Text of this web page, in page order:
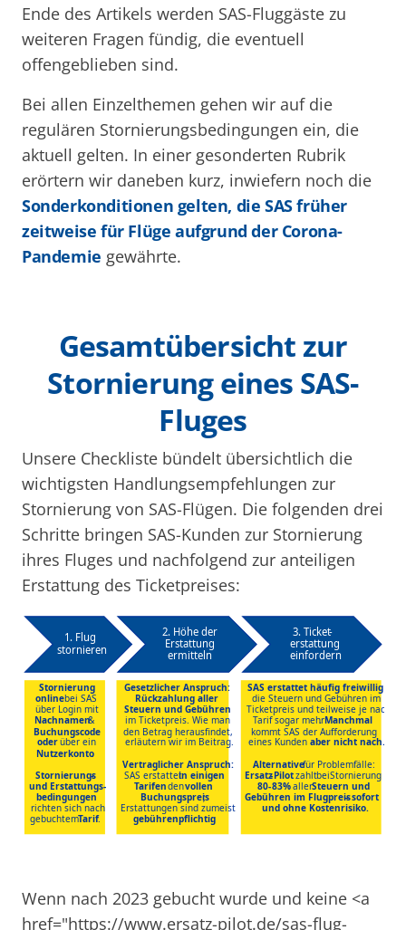
Ende des Artikels werden SAS-Fluggäste zu
weiteren Fragen fündig, die eventuell
offengeblieben sind.
Bei allen Einzelthemen gehen wir auf die
regulären Stornierungsbedingungen ein, die
aktuell gelten. In einer gesonderten Rubrik
erörtern wir daneben kurz, inwiefern noch die
Sonderkonditionen gelten, die SAS früher
zeitweise für Flüge aufgrund der Corona-
Pandemie gewährte.
Gesamtübersicht zur
Stornierung eines SAS-
Fluges
Unsere Checkliste bündelt übersichtlich die
wichtigsten Handlungsempfehlungen zur
Stornierung von SAS-Flügen. Die folgenden drei
Schritte bringen SAS-Kunden zur Stornierung
ihres Fluges und nachfolgend zur anteiligen
Erstattung des Ticketpreises:
Wenn nach 2023 gebucht wurde und keine <a
href="https://www.ersatz-pilot.de/sas-flug-